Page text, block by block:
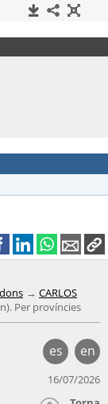
CARLOS
Per províncies
es en
16/07/2026